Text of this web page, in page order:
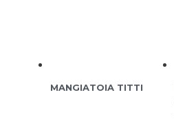
MANGIATOIA TITTI